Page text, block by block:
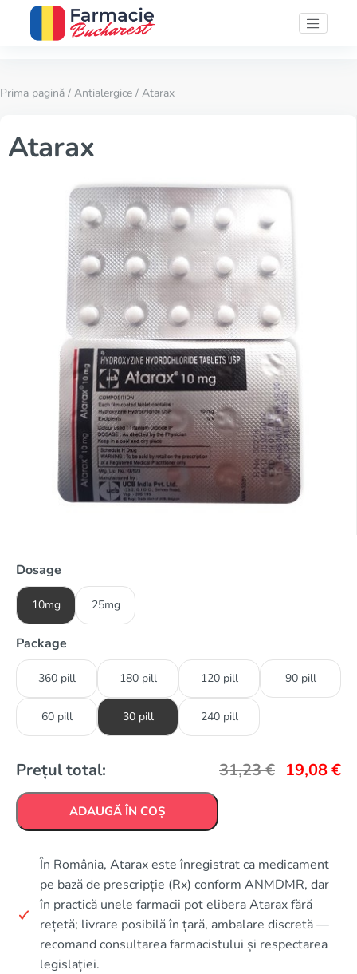
Prima pagină / Antialergice / Atarax
Atarax
Dosage
10mg 25mg
Package
360 pill 180 pill 120 pill 90 pill
60 pill 30 pill 240 pill
Prețul total: 31,23€ 19,08€
ADAUGĂ ÎN COȘ
În România, Atarax este înregistrat ca medicament
pe bază de prescripție (Rx) conform ANMDMR, dar
în practică unele farmacii pot elibera Atarax fără
rețetă; livrare posibilă în țară, ambalare discretă —
recomand consultarea farmacistului și respectarea
legislației.